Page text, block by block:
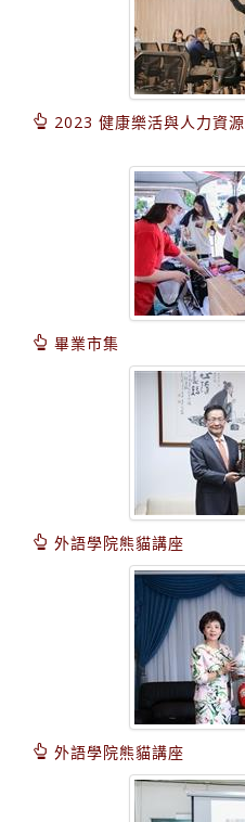
2023 健康樂活與人力資源
畢業市集
外語學院熊貓講座
外語學院熊貓講座